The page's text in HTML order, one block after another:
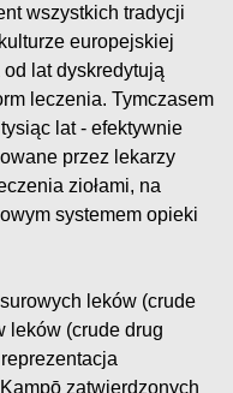
wszystkich tradycji
europejskiej
lat dyskredytują
leczenia. Tymczasem
lat - efektywnie
przez lekarzy
ziołami, na
systemem opieki
leków (crude
leków (crude drug
zatwierdzonych